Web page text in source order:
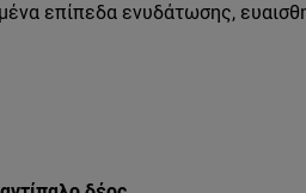
επίπεδα ενυδάτωσης,